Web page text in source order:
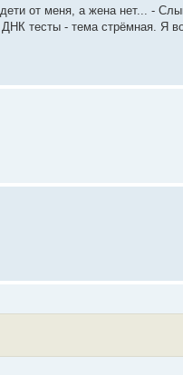
от меня, а жена нет... -
тесты - тема стрёмная. Я